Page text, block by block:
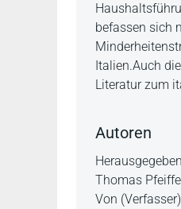
befassen sich
Italien.Auch
Literatur zum
Autoren
Thomas
Von